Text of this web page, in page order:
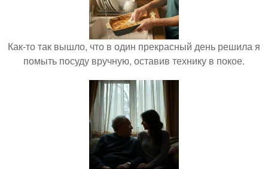
Как-то так вышло, что в один прекрасный день решила я
помыть посуду вручную, оставив технику в покое.